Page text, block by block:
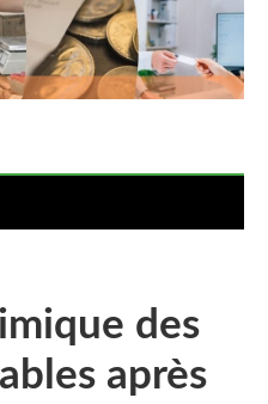
des
après